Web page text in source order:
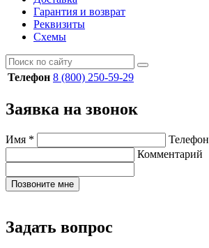
Гарантия и возврат
Реквизиты
Схемы
Телефон 8 (800) 250-59-29
Заявка на звонок
Имя * Телефон
Комментарий
Позвоните мне
Задать вопрос